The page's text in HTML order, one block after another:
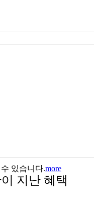
지난 혜택
있습니다.more